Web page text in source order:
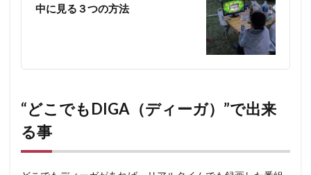
中に見る３つの方法
“どこでもDIGA（ディーガ）”で出来
る事